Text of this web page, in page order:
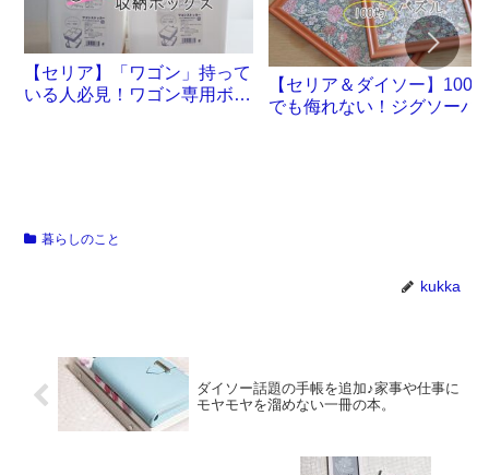
【セリア】「ワゴン」持って
いる人必見！ワゴン専用ボッ
【セリア＆ダイソー】100円
でも侮れない！ジグソーパ
暮らしのこと
kukka
ダイソー話題の手帳を追加♪家事や仕事に
モヤモヤを溜めない一冊の本。